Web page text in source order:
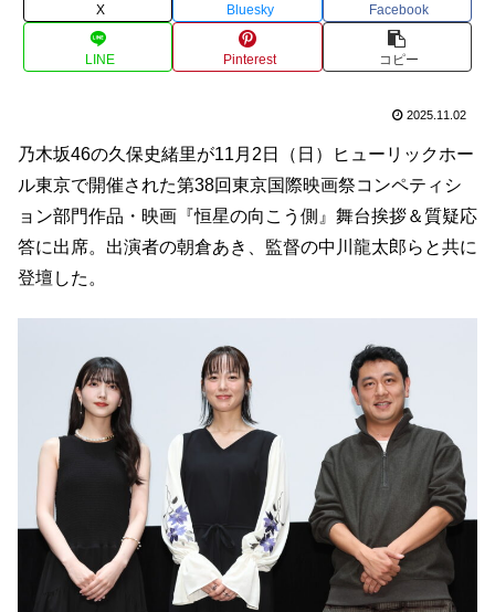
X Bluesky Facebook
LINE Pinterest コピー
2025.11.02
乃木坂46の久保史緒里が11月2日（日）ヒューリックホー
ル東京で開催された第38回東京国際映画祭コンペティシ
ョン部門作品・映画『恒星の向こう側』舞台挨拶＆質疑応
答に出席。出演者の朝倉あき、監督の中川龍太郎らと共に
登壇した。